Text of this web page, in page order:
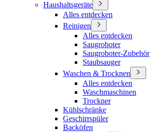
Haushaltsgeräte
Alles entdecken
Reinigen
Alles entdecken
Saugroboter
Saugroboter-Zubehör
Staubsauger
Waschen & Trocknen
Alles entdecken
Waschmaschinen
Trockner
Kühlschränke
Geschirrspüler
Backöfen